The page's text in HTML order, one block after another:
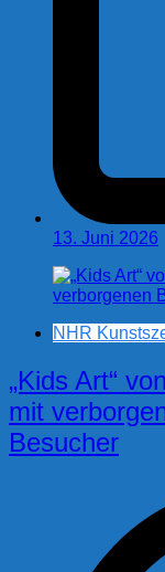
13. Juni 2026
NHR
„Kids Art“
mit
Besucher